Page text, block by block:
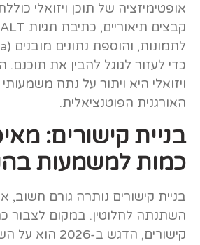
אופטימיזציה של תוכן ויזואלי
כדי לעזור לגוגל להבין את
ויזואלי היא ויתור על נתח
האורגנית הפוטנציאלית.
בניית קישורים:
כמות למשמעות
בניית קישורים נותרה גורם חשוב,
השתנתה לחלוטין. במקום לצבור
קישורים, הדגש ב-